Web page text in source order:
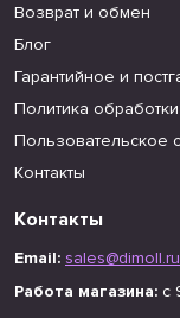
Возврат и обмен
Блог
Гарантийное и
Политика
Пользовательское
Контакты
Контакты
Email: sales@dimoll.ru
Работа магазина: с